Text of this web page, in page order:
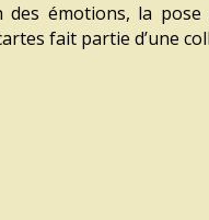
des émotions, la pose
fait partied’une